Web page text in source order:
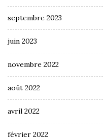
septembre 2023
juin 2023
novembre 2022
août 2022
avril 2022
février 2022